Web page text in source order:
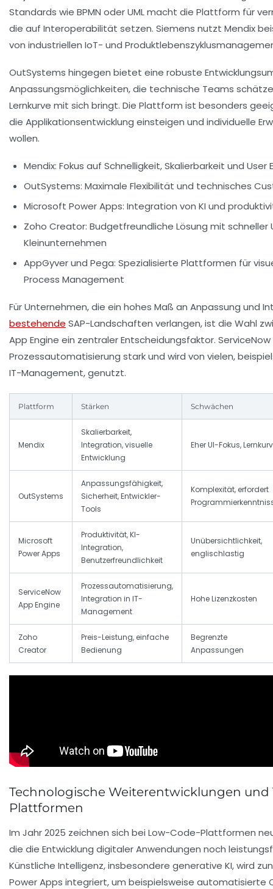
Standards wie BPMN oder UML macht die Plattform für
die auf Interoperabilität setzen. Siemens nutzt Mendix
von industriellen IoT- und
OutSystems hingegen bietet eine robuste
Anpassungsmöglichkeiten, die technische Teams
Lernkurve mit sich bringt. Die Plattform ist besonders
die Applikationsentwicklung einsteigen und individuelle
wollen.
Mendix: Fokus auf Schnelligkeit, Skalierbarkeit und User
OutSystems: Maximale Flexibilität und technisches
Microsoft Power Apps: Integration von KI und
Zoho Creator: Budgetfreundliche Lösung mit schneller
Kleinunternehmen
AppGyver und Pega: Spezialisierte Plattformen für
Process Management
Für Unternehmen, die ein hohes Maß an Anpassung und
bestehende SAP-Landschaften verlangen, ist die Wahl
App Engine ein zentraler Entscheidungsfaktor.
Prozessautomatisierung stark und wird von vielen,
IT-Management, genutzt.
Plattform Stärken Schwächen
Mendix
Skalierbarkeit,
Integration, visuelle
Entwicklung
Eher UI-Fokus,
OutSystems
Anpassungsfähigkeit,
Sicherheit, Entwickler-
Tools
Komplexität, erfordert
Microsoft
Power Apps
Produktivität, KI-
Integration,
Benutzerfreundlichkeit
Unübersichtlichkeit,
englischlastig
ServiceNow
App Engine
Prozessautomatisierung,
Integration in IT-
Management
Hohe Lizenzkosten
Zoho
Creator
Preis-Leistung, einfache
Bedienung
Begrenzte
Anpassungen
Technologische Weiterentwicklungen und
Plattformen
Im Jahr 2025 zeichnen sich bei Low-Code-Plattformen
die die Entwicklung digitaler Anwendungen noch
Künstliche Intelligenz, insbesondere generative KI, wird
Power Apps integriert, um beispielsweise automatisierte